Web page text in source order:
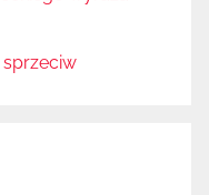
sprzeciw